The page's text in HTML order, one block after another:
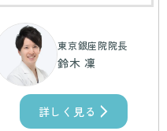
東京銀座院院長
鈴木 凜
詳しく見る